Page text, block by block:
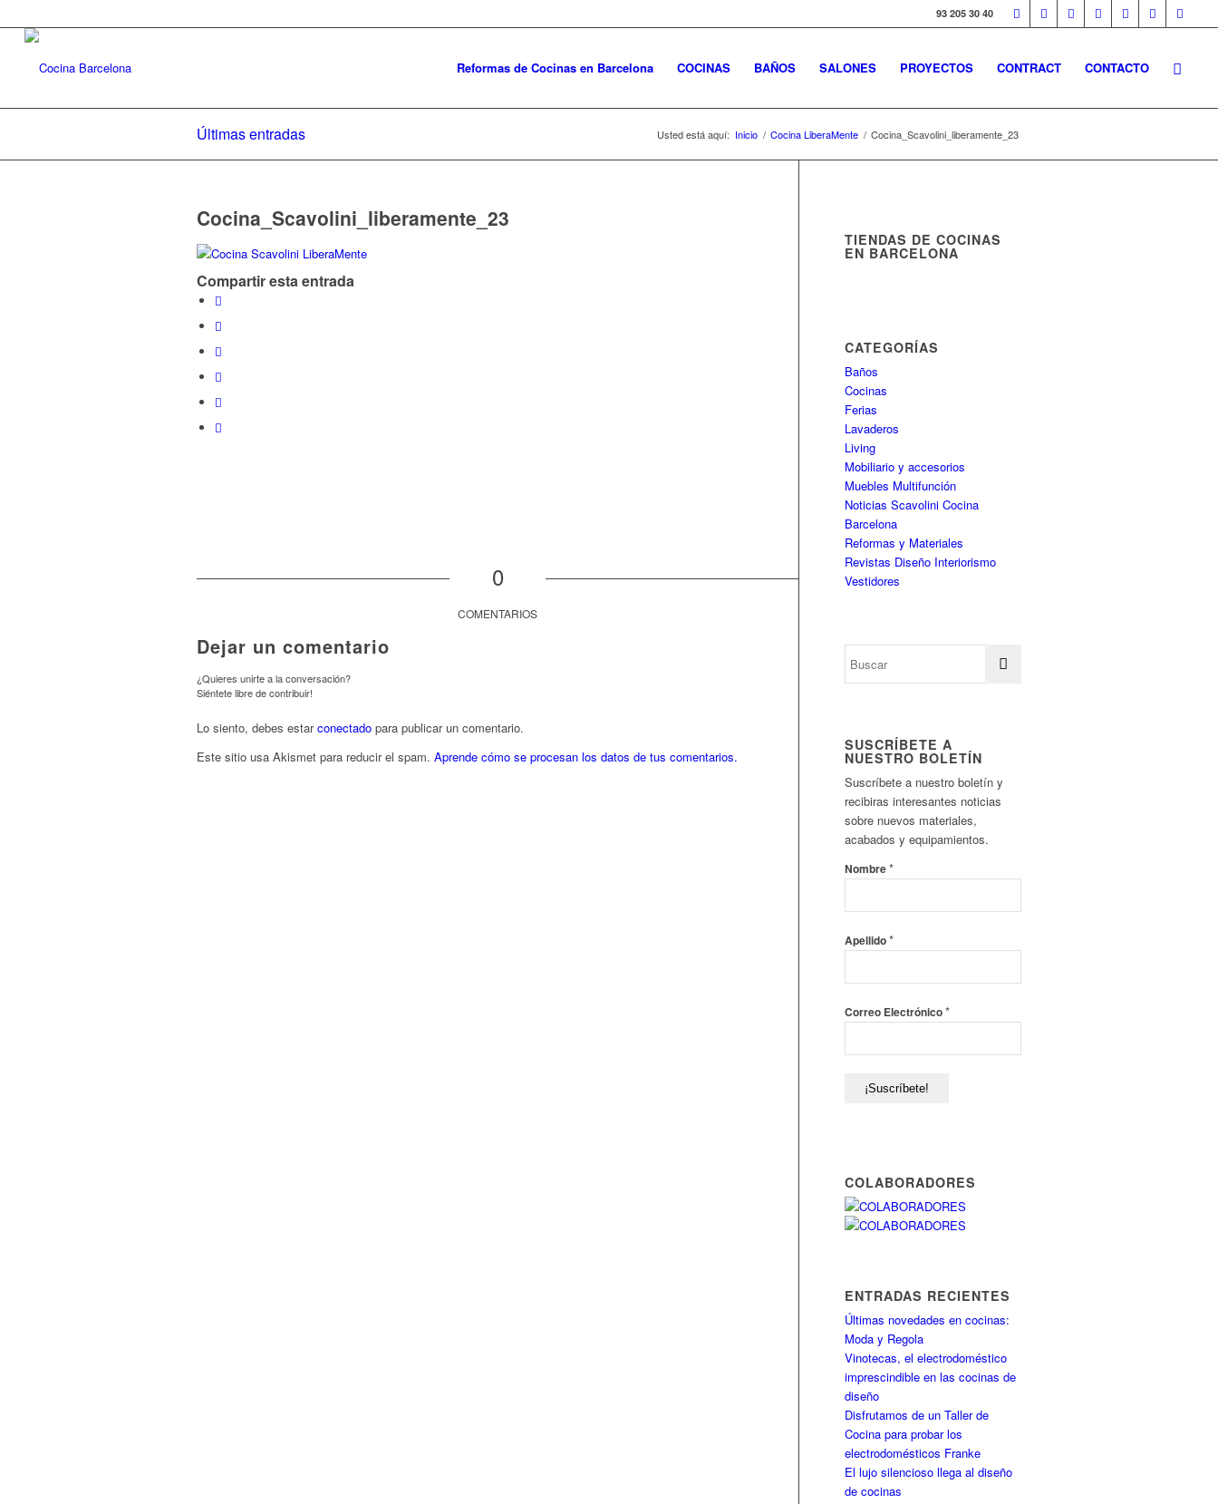
93 205 30 40
Reformas de Cocinas en Barcelona COCINAS BAÑOS SALONES PROYECTOS CONTRACT CONTACTO
Últimas entradas Usted está aquí: Inicio / Cocina LiberaMente / Cocina_Scavolini_liberamente_23
Cocina_Scavolini_liberamente_23
Compartir esta entrada
0
COMENTARIOS
Dejar un comentario
¿Quieres unirte a la conversación?
Siéntete libre de contribuir!
Lo siento, debes estarconectado para publicar un comentario.
Este sitio usa Akismet para reducir el spam. Aprende cómo se procesan los datos de tus comentarios.
TIENDAS DE COCINAS
EN BARCELONA
CATEGORÍAS
Baños
Cocinas
Ferias
Lavaderos
Living
Mobiliario y accesorios
Muebles Multifunción
Noticias Scavolini Cocina
Barcelona
Reformas y Materiales
Revistas Diseño Interiorismo
Vestidores
SUSCRÍBETE A
NUESTRO BOLETÍN
Suscríbete a nuestro boletín y
recibiras interesantes noticias
sobre nuevos materiales,
acabados y equipamientos.
Nombre*
Apellido*
Correo Electrónico*
COLABORADORES
ENTRADAS RECIENTES
Últimas novedades en cocinas:
Moda y Regola
Vinotecas, el electrodoméstico
imprescindible en las cocinas de
diseño
Disfrutamos de un Taller de
Cocina para probar los
electrodomésticos Franke
El lujo silencioso llega al diseño
de cocinas